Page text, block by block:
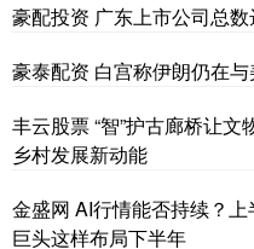
豪配投资 广东上市公司总
豪泰配资 白宫称伊朗仍在
丰云股票 “智”护古廊桥让文
乡村发展新动能
金盛网 AI行情能否持续？
巨头这样布局下半年